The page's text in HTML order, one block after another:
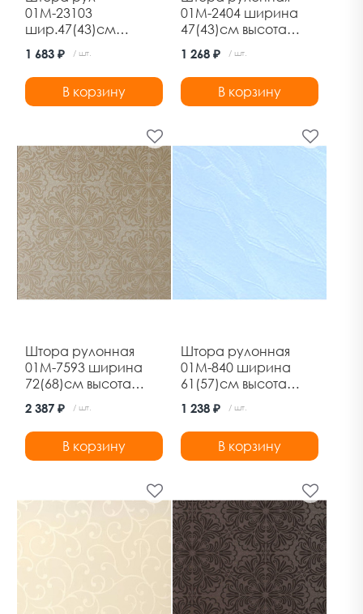
01М-23103
шир.47(43)см
марракеш латте
1 683 ₽ / шт.
В корзину
01М-2404 ширина
47(43)см высота
Дельфа
1 268 ₽ / шт.
В корзину
Штора рулонная
01М-7593 ширина
72(68)см высота
бежевый Дельфа
2 387 ₽ / шт.
В корзину
Штора рулонная
01М-840 ширина
61(57)см высота
Дельфа
1 238 ₽ / шт.
В корзину